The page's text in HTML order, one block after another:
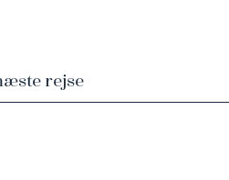
rejse